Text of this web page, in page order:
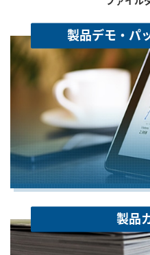
製品デモ・パ
製品